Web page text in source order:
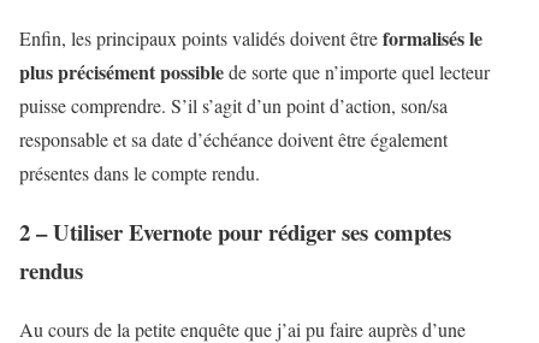
Enfin, les principaux points validés doivent êtreformalisés le
plus précisément possiblede sorte que n’importe quel lecteur
puisse comprendre. S’il s’agit d’un point d’action, son/sa
responsable et sa date d’échéance doivent être également
présentes dans le compte rendu.
2 – Utiliser Evernote pour rédiger ses comptes
rendus
Au cours de la petite enquête que j’ai pu faire auprès d’une